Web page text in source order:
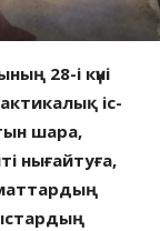
28-і күні
іс-
шара,
нығайтуға,